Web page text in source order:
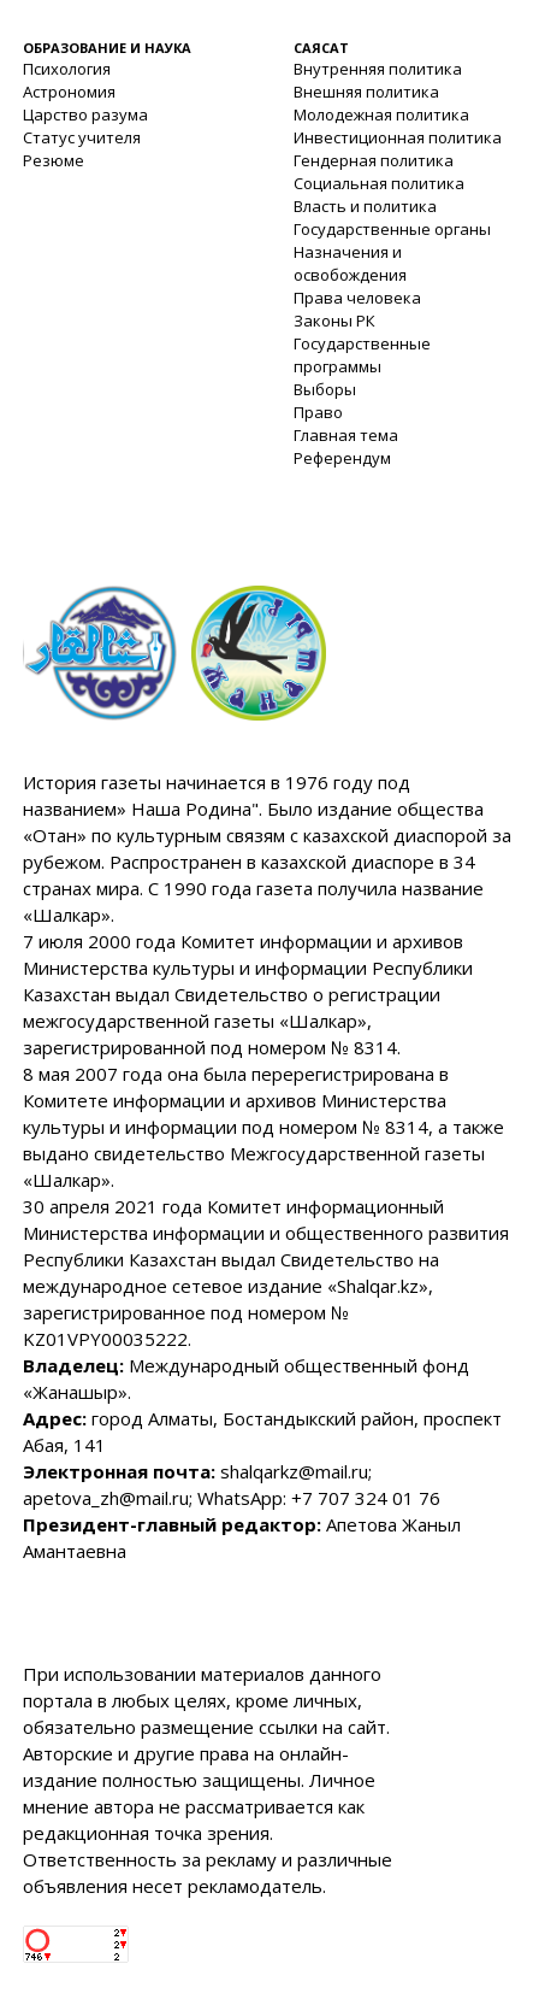
ОБРАЗОВАНИЕ И НАУКА
Психология
Астрономия
Царство разума
Статус учителя
Резюме
САЯСАТ
Внутренняя политика
Внешняя политика
Молодежная политика
Инвестиционная политика
Гендерная политика
Социальная политика
Власть и политика
Государственные органы
Назначения и
освобождения
Права человека
Законы РК
Государственные
программы
Выборы
Право
Главная тема
Референдум
История газеты начинается в 1976 году под
названием» Наша Родина". Было издание общества
«Отан» по культурным связям с казахской диаспорой за
рубежом. Распространен в казахской диаспоре в 34
странах мира. С 1990 года газета получила название
«Шалкар».
7 июля 2000 года Комитет информации и архивов
Министерства культуры и информации Республики
Казахстан выдал Свидетельство о регистрации
межгосударственной газеты «Шалкар»,
зарегистрированной под номером № 8314.
8 мая 2007 года она была перерегистрирована в
Комитете информации и архивов Министерства
культуры и информации под номером № 8314, а также
выдано свидетельство Межгосударственной газеты
«Шалкар».
30 апреля 2021 года Комитет информационный
Министерства информации и общественного развития
Республики Казахстан выдал Свидетельство на
международное сетевое издание «Shalqar.kz»,
зарегистрированное под номером №
KZ01VPY00035222.
Владелец:Международный общественный фонд
«Жанашыр».
Адрес:город Алматы, Бостандыкский район, проспект
Абая, 141
Электронная почта:shalqarkz@mail.ru;
apetova_zh@mail.ru; WhatsApp: +7 707 324 01 76
Президент-главный редактор:Апетова Жаныл
Амантаевна
При использовании материалов данного
портала в любых целях, кроме личных,
обязательно размещение ссылки на сайт.
Авторские и другие права на онлайн-
издание полностью защищены. Личное
мнение автора не рассматривается как
редакционная точка зрения.
Ответственность за рекламу и различные
объявления несет рекламодатель.